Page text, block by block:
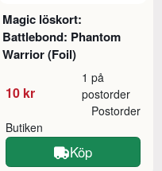
Magic löskort:
Battlebond: Phantom
Warrior (Foil)
10 kr
1 på
postorder
Butiken
Postorder
Köp